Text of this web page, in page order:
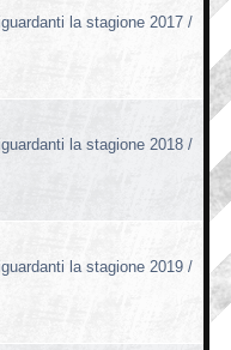
la stagione 2017 /
la stagione 2018 /
la stagione 2019 /